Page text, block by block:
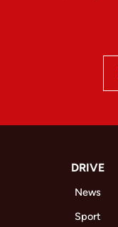
DRIVE
News
Sport